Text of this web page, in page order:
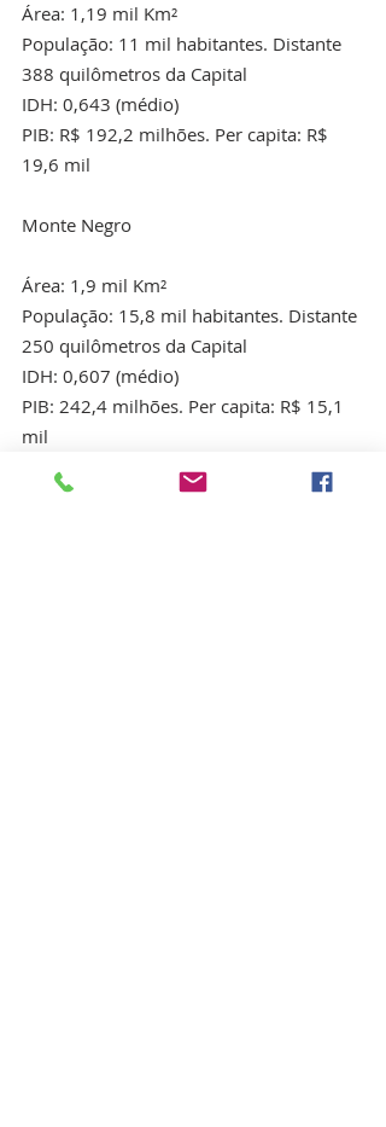
Área: 1,19 mil Km²
População: 11 mil habitantes. Distante
388 quilômetros da Capital
IDH: 0,643 (médio)
PIB: R$ 192,2 milhões. Per capita: R$
19,6 mil
Monte Negro
Área: 1,9 mil Km²
População: 15,8 mil habitantes. Distante
250 quilômetros da Capital
IDH: 0,607 (médio)
PIB: 242,4 milhões. Per capita: R$ 15,1
mil
Novo Horizonte do Oeste